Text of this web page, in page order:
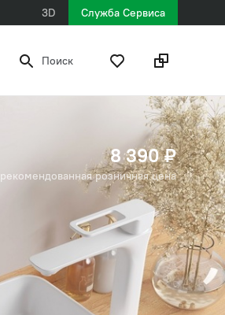
3D Служба Сервиса
Поиск
8 390 ₽
рекомендованная розничная цена